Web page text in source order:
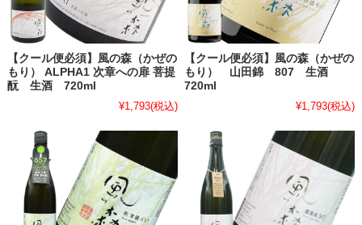
【クール便必須】風の森（かぜの
もり） ALPHA1 次章への扉 菩提
酛 生酒 720ml
¥1,793(税込)
【クール便必須】風の森（かぜの
もり） 山田錦 807 生酒
720ml
¥1,793(税込)